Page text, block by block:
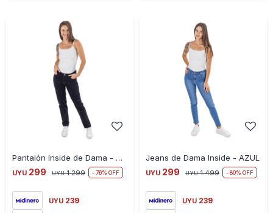
Pantalón Inside de Dama - NEGRO
UYU 299 UYU 1.299 76
UYU 239
Jeans de Dama Inside - AZUL
UYU 299 UYU 1.499 80
UYU 239